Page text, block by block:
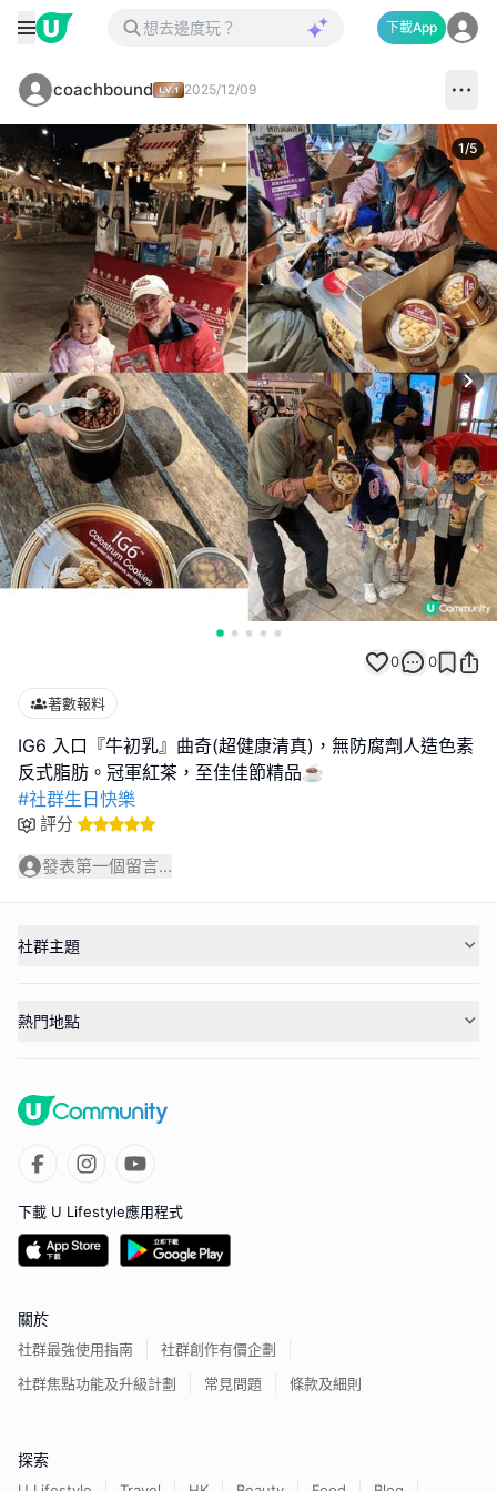
下載App
coachbound 2025/12/09
1/5
0 0
著數報料
IG6 入口『牛初乳』曲奇(超健康清真)，無防腐劑人造色素
#社群生日快樂
評分
發表第一個留言...
社群主題
熱門地點
下載 U Lifestyle應用程式
關於
社群最強使用指南
社群創作有價企劃
社群焦點功能及升級計劃
常見問題 條款及細則
探索